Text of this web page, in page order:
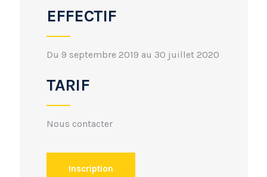
EFFECTIF
Du 9 septembre 2019 au 30 juillet 2020
TARIF
Nous contacter
Inscription